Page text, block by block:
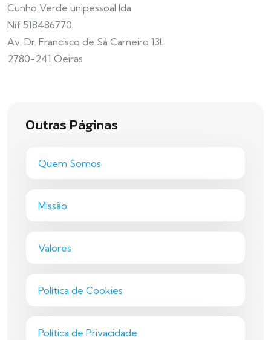
Cunho Verde unipessoal lda
Nif 518486770
Av. Dr. Francisco de Sá Carneiro 13L
2780-241 Oeiras
Outras Páginas
Quem Somos
Missão
Valores
Política de Cookies
Política de Privacidade